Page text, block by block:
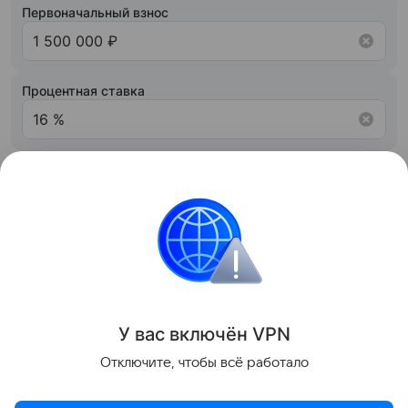
Первоначальный взнос
Процентная ставка
Рассчитать
Поделиться
У вас включён VPN
Отключите, чтобы всё работало